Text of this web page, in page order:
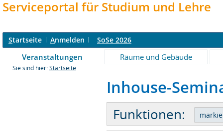
Serviceportal für Studium und Lehre
Startseite Anmelden SoSe 2026
Veranstaltungen Räume und Gebäude
Sie sind hier: Startseite
Inhouse-
Funktionen: